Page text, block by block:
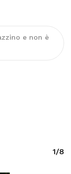
e non è
1/8